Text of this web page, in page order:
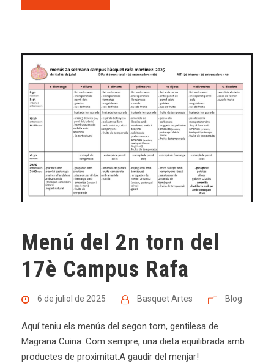
Menú del 2n torn del
17è Campus Rafa
6 de juliol de 2025 Basquet Artes Blog
Aquí teniu els menús del segon torn, gentilesa de
Magrana Cuina. Com sempre, una dieta equilibrada amb
productes de proximitat.A gaudir del menjar!